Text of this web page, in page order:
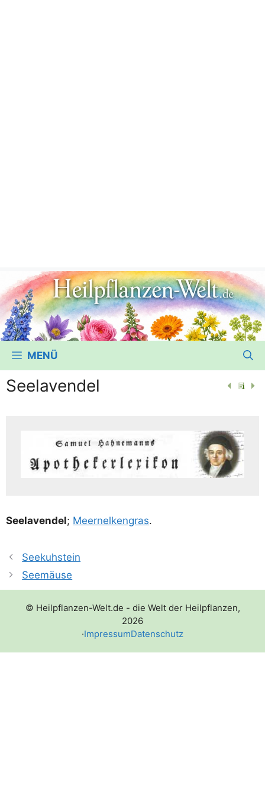
MENÜ
Seelavendel
See­la­ven­del; Meer­nel­ken­gras.
Seekuhstein
Seemäuse
© Heilpflanzen-Welt.de - die Welt der Heilpflanzen,
2026
·ImpressumDatenschutz